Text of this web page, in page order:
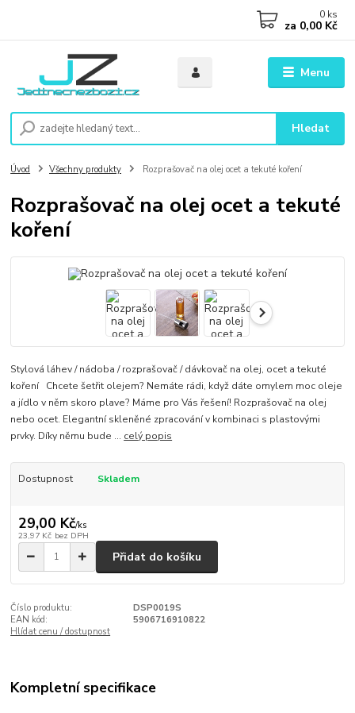
Menu
Hledat
0 ks
za 0,00 Kč
Úvod Všechny produkty Rozprašovač na olej ocet a tekuté koření
Rozprašovač na olej ocet a tekuté
koření
Stylová láhev / nádoba / rozprašovač / dávkovač na olej, ocet a tekuté
koření Chcete šetřit olejem? Nemáte rádi, když dáte omylem moc oleje
a jídlo v něm skoro plave? Máme pro Vás řešení! Rozprašovač na olej
nebo ocet. Elegantní skleněné zpracování v kombinaci s plastovými
prvky. Díky němu bude ... celý popis
Dostupnost Skladem
29,00 Kč/ks
23,97 Kč bez DPH
Přidat do košíku
Číslo produktu:
DSP0019S
EAN kód:
5906716910822
Hlídat cenu / dostupnost
Kompletní specifikace